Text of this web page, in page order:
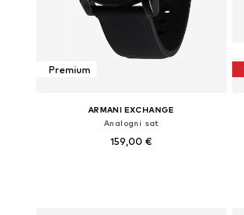
Premium
ARMANI EXCHANGE
Analogni sat
159,00 €